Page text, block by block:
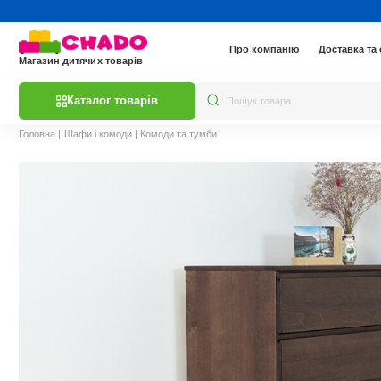
Магазин дитячих товарів
Про компанію Доставка та
Каталог товарів
Головна | Шафи і комоди| Комоди та тумби